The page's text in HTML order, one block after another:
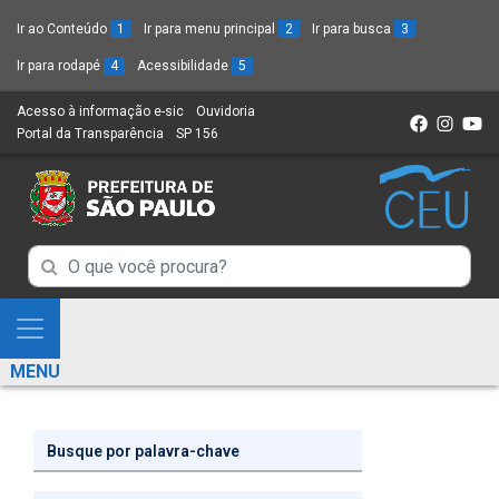
Ir ao Conteúdo 1 Ir para menu principal 2 Ir para busca 3
Ir para rodapé 4 Acessibilidade 5
Acesso à informação e-sic (Link
para
novo
sítio)
Ouvidoria
Portal da Transparência (Link
um
novo
SP 156
Campo
de
Busca
de
Campo
de
de
informações
Mostra
e
Esconde
Menu
MENU